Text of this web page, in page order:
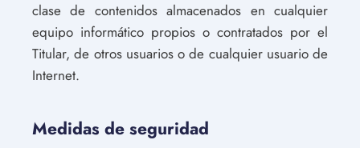
clase de contenidos almacenados en cualquier
equipo informático propios o contratados por el
Titular, de otros usuarios o de cualquier usuario de
Internet.
Medidas de seguridad